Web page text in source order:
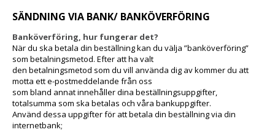
SÄNDNING VIA BANK/ BANKÖVERFÖRING
Banköverföring, hur fungerar det?
När du ska betala din beställning kan du välja ”banköverföring”
som betalningsmetod. Efter att ha valt
den betalningsmetod som du vill använda dig av kommer du att
motta ett e-postmeddelande från oss
som bland annat innehåller dina beställningsuppgifter,
totalsumma som ska betalas och våra bankuppgifter.
Använd dessa uppgifter för att betala din beställning via din
internetbank;